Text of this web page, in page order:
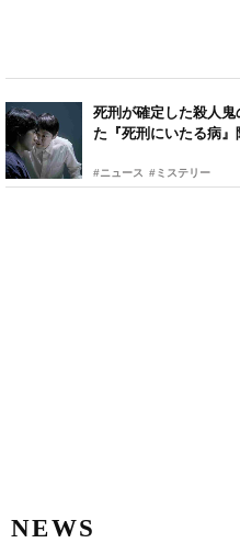
死刑が確定した殺人
た『死刑にいたる病
#ニュース #ミステリー
NEWS